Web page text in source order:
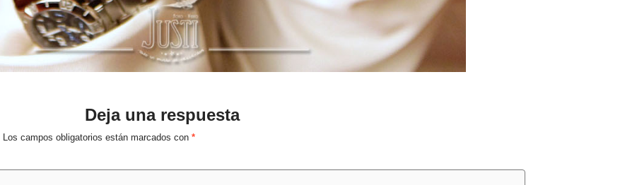
Deja una respuesta
Los campos obligatorios están marcados con *